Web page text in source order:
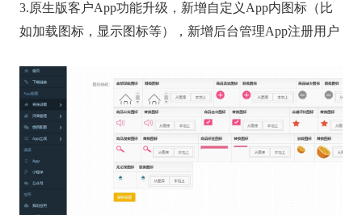
3.原生版客户App功能升级，新增自定义App内图标（比
如加载图标，显示图标等），新增后台管理App注册用户